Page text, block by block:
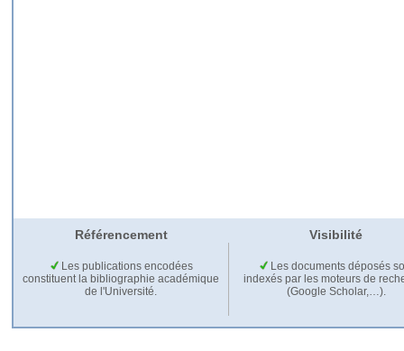
Référencement Visibilité
Les publications encodées
constituent la bibliographie académique
de l'Université.
Les documents déposés
indexés par les moteurs de
(Google Scholar,…).